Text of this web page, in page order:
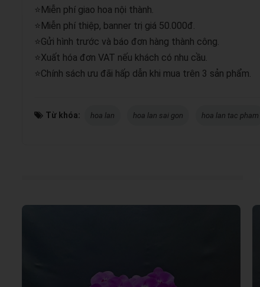
⭐Miễn phí giao hoa nội thành.
⭐Miễn phí thiệp, banner trị giá 50.000đ.
⭐Gửi hình trước và báo đơn hàng thành công.
⭐Xuất hóa đơn VAT nếu khách có nhu cầu.
⭐Chính sách ưu đãi hấp dẫn khi mua trên 3 sản phẩm.
Từ khóa: hoa lan hoa lan sai gon hoa lan tac pham